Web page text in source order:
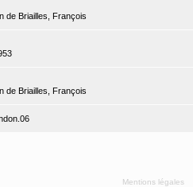
de Briailles, François
de Briailles, François
Mentions légales